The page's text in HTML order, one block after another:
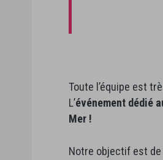
Toute l’équipe est
L’événement dédié
Mer !
Notre objectif est de